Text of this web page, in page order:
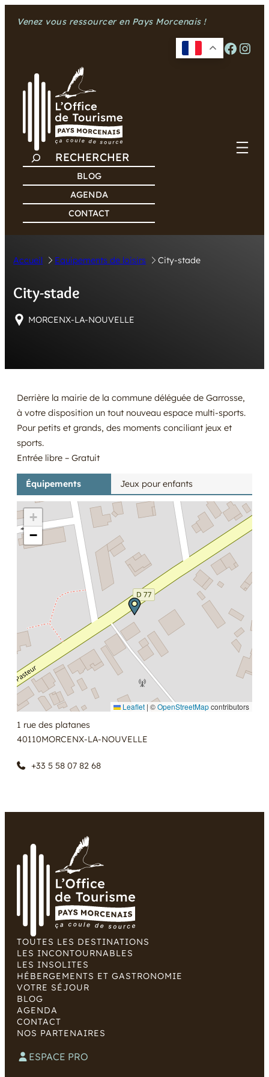
Venez vous ressourcer en Pays Morcenais !
Facebook Instagram
C
H
R
H
R
BLOG
AGENDA
CONTACT
Accueil Equipements de loisirs City-stade
City-stade
MORCENX-LA-NOUVELLE
Derrière la mairie de la commune déléguée de Garrosse,
à votre disposition un tout nouveau espace multi-sports.
Pour petits et grands, des moments conciliant jeux et
sports.
Entrée libre – Gratuit
Équipements Jeux pour enfants
+
−
Leaflet | ©OpenStreetMapcontributors
1 rue des platanes
40110MORCENX-LA-NOUVELLE
+33 5 58 07 82 68
TOUTES LES DESTINATIONS
LES INCONTOURNABLES
LES INSOLITES
HÉBERGEMENTS ET GASTRONOMIE
VOTRE SÉJOUR
BLOG
AGENDA
CONTACT
NOS PARTENAIRES
ESPACE PRO